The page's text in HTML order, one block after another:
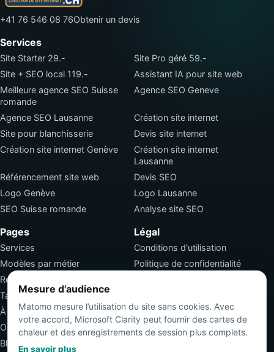
+41 76 546 08 76Obtenir un devis
Services
Site Starter 29.-
Site Pro géré 59.-
Site + SEO local 119.-
Assistant IA pour site web
Meilleure agence SEO Suisse
romande
Agence SEO Geneve
Agence SEO Lausanne
Création site internet
Site pour blanchisserie
Devis site internet
Création site internet Genève
Création site internet
Lausanne
Référencement site web
Devis SEO
Logo Genève
Logo Lausanne
SEO Suisse romande
Analyse site SEO
Pages
Services
Modèles par métier
Réalisations
Tarifs
À propos
Offre SEO
Blog
Légal
Conditions d'utilisation
Politique de confidentialité
Emploi SEO
Mesure d’audience
Matomo mesure l’utilisation du site sans cookies. Avec
votre accord, Microsoft Clarity peut fournir des cartes de
chaleur et des enregistrements de session plus complets.
En savoir plus